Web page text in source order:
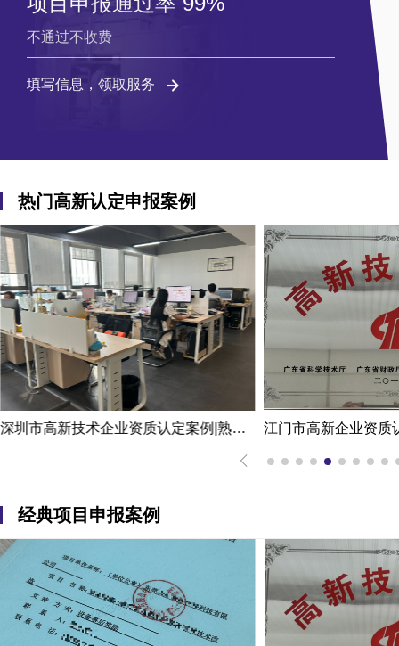
不通过不收费
填写信息，领取服务
热门高新认定申报案例
深圳市高新技术企业资质认定案例|熟练掌握国家高新企业资质认定
经典项目申报案例